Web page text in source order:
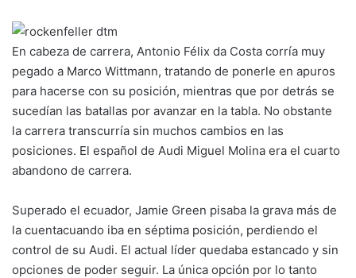
En cabeza de carrera, Antonio Félix da Costa corría muy
pegado a Marco Wittmann, tratando de ponerle en apuros
para hacerse con su posición, mientras que por detrás se
sucedían las batallas por avanzar en la tabla. No obstante
la carrera transcurría sin muchos cambios en las
posiciones. El español de Audi Miguel Molina era el cuarto
abandono de carrera.
Superado el ecuador, Jamie Green pisaba la grava más de
la cuentacuando iba en séptima posición, perdiendo el
control de su Audi. El actual líder quedaba estancado y sin
opciones de poder seguir. La única opción por lo tanto